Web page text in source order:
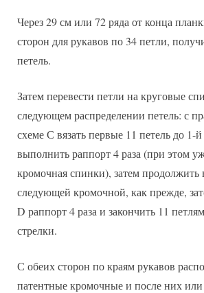
Через 29 см или 72 ряда от конца
сторон для рукавов по 34 петли,
петель.
Затем перевести петли на круговые
следующем распределении петель: с
схеме С вязать первые 11 петель до 1-
выполнить раппорт 4 раза (при этом
кромочная спинки), затем продолжить
следующей кромочной, как прежде,
D раппорт 4 раза и закончить 11
стрелки.
С обеих сторон по краям рукавов
патентные кромочные и после них